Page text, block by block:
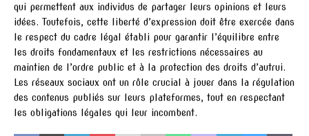
qui permettent aux individus de partager leurs opinions et leurs
idées. Toutefois, cette liberté d’expression doit être exercée dans
le respect du cadre légal établi pour garantir l’équilibre entre
les droits fondamentaux et les restrictions nécessaires au
maintien de l’ordre public et à la protection des droits d’autrui.
Les réseaux sociaux ont un rôle crucial à jouer dans la régulation
des contenus publiés sur leurs plateformes, tout en respectant
les obligations légales qui leur incombent.